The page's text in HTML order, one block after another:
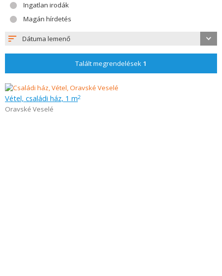
Ingatlan irodák
Magán hírdetés
Dátuma lemenő
Talált megrendelések 1
Vétel, családi ház, 1 m2
Oravské Veselé